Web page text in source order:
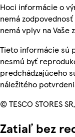
Hoci informácie o
nemá
nemá vplyv na Vaše
Tieto informácie sú
nesmú byť
predchádzajúceho
náležitého
© TESCO STORES
Zatiaľ bez